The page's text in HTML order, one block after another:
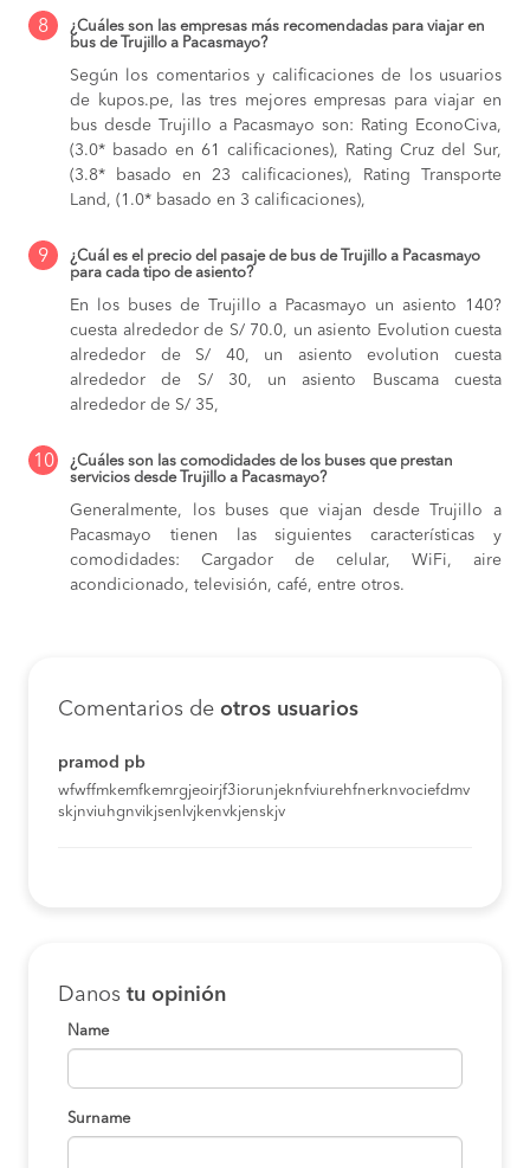
8
¿Cuáles son las empresas más recomendadas para viajar en
bus de Trujillo a Pacasmayo?
Según los comentarios y calificaciones de los usuarios
de kupos.pe, las tres mejores empresas para viajar en
bus desde Trujillo a Pacasmayo son: Rating EconoCiva,
(3.0* basado en 61 calificaciones), Rating Cruz del Sur,
(3.8* basado en 23 calificaciones), Rating Transporte
Land, (1.0* basado en 3 calificaciones),
9
¿Cuál es el precio del pasaje de bus de Trujillo a Pacasmayo
para cada tipo de asiento?
En los buses de Trujillo a Pacasmayo un asiento 140?
cuesta alrededor de S/ 70.0, un asiento Evolution cuesta
alrededor de S/ 40, un asiento evolution cuesta
alrededor de S/ 30, un asiento Buscama cuesta
alrededor de S/ 35,
10
¿Cuáles son las comodidades de los buses que prestan
servicios desde Trujillo a Pacasmayo?
Generalmente, los buses que viajan desde Trujillo a
Pacasmayo tienen las siguientes características y
comodidades: Cargador de celular, WiFi, aire
acondicionado, televisión, café, entre otros.
Comentarios de otros usuarios
pramod pb
wfwffmkemfkemrgjeoirjf3iorunjeknfviurehfnerknvociefdmv
skjnviuhgnvikjsenlvjkenvkjenskjv
Danos tu opinión
Name
Surname